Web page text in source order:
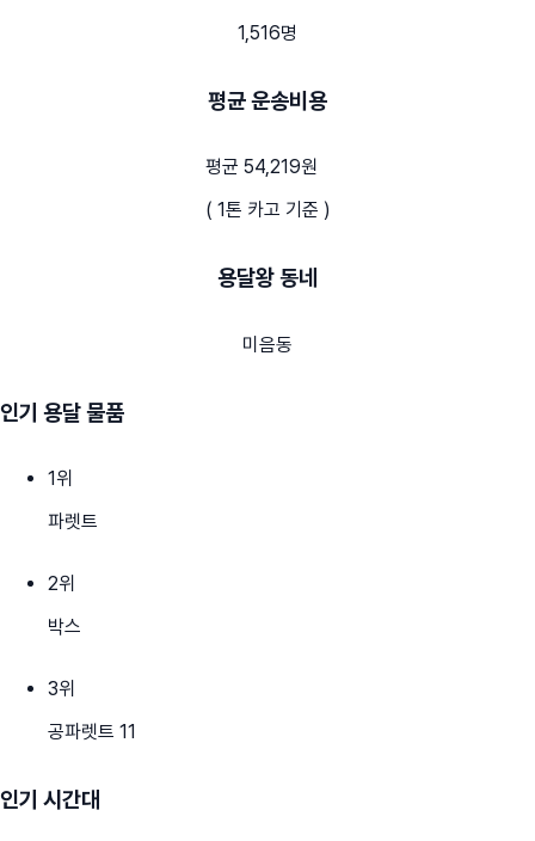
1,516명
평균 운송비용
평균 54,219원
( 1톤 카고 기준 )
용달왕 동네
미음동
인기 용달 물품
1위
파렛트
2위
박스
3위
공파렛트 11
인기 시간대